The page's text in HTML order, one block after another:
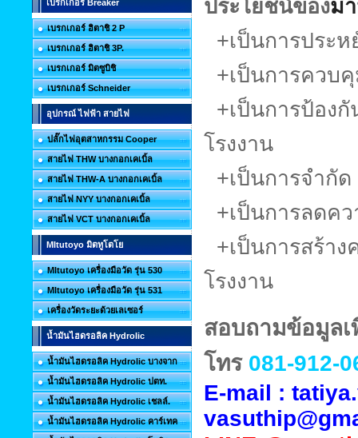
เบรกเกอร์ Breaker
เบรกเกอร์ ฮิตาชิ 2 P
เบรกเกอร์ ฮิตาชิ 3P.
เบรกเกอร์ มิตซูบิชิ
เบรกเกอร์ Schneider
อุปกรณ์ ไฟฟ้า สายไฟ
ปลั๊กไฟอุตสาหกรรม Cooper
สายไฟ THW บางกอกเคเบิ้ล
สายไฟ THW-A บางกอกเคเบิ้ล
สายไฟ NYY บางกอกเคเบิ้ล
สายไฟ VCT บางกอกเคเบิ้ล
MItutoyo มิตทูโตโย
MItutoyo เครื่องมือวัด รุ่น 530
MItutoyo เครื่องมือวัด รุ่น 531
เครื่องวัดระยะด้วยเลเซอร์
น้ำมันไฮดรอลิค Hydrolic
น้ำมันไฮดรอลิค Hydrolic บางจาก
น้ำมันไฮดรอลิค Hydrolic ปตท.
น้ำมันไฮดรอลิค Hydrolic เชลล์.
น้ำมันไฮดรอลิค Hydrolic คาร์เทค
ประโยชน์ของม่
+เป็นการประ
+เป็นการควบ
+เป็นการป้อง
โรงงาน
+เป็นการจำกั
+เป็นการลดค
+เป็นการสร้า
โรงงาน
สอบถามข้อมูลเ
โทร 081-912-
E-mail :